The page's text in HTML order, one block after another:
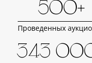
500+
Проведенных
343